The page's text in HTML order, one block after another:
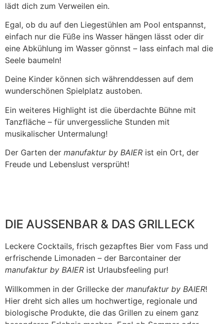
lädt dich zum Verweilen ein.
Egal, ob du auf den Liegestühlen am Pool entspannst,
einfach nur die Füße ins Wasser hängen lässt oder dir
eine Abkühlung im Wasser gönnst – lass einfach mal die
Seele baumeln!
Deine Kinder können sich währenddessen auf dem
wunderschönen Spielplatz austoben.
Ein weiteres Highlight ist die überdachte Bühne mit
Tanzfläche – für unvergessliche Stunden mit
musikalischer Untermalung!
Der Garten der manufaktur by BAIER ist ein Ort, der
Freude und Lebenslust versprüht!
DIE AUSSENBAR & DAS GRILLECK
Leckere Cocktails, frisch gezapftes Bier vom Fass und
erfrischende Limonaden – der Barcontainer der
manufaktur by BAIER ist Urlaubsfeeling pur!
Willkommen in der Grillecke der manufaktur by BAIER!
Hier dreht sich alles um hochwertige, regionale und
biologische Produkte, die das Grillen zu einem ganz